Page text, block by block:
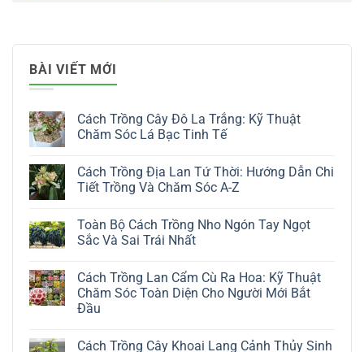
BÀI VIẾT MỚI
Cách Trồng Cây Đô La Trắng: Kỹ Thuật
Chăm Sóc Lá Bạc Tinh Tế
bình
luận
Cây
Đô
La
Thuật
Chăm
Sóc
Lá
Tế
Cách Trồng Địa Lan Tứ Thời: Hướng Dẫn Chi
Tiết Trồng Và Chăm Sóc A-Z
bình
luận
ở
Địa
Lan
Tứ
Thời:
Chi
Toàn Bộ Cách Trồng Nho Ngón Tay Ngọt
Sắc Và Sai Trái Nhất
bình
luận
ở
Toàn
Trồng
Cách Trồng Lan Cẩm Cù Ra Hoa: Kỹ Thuật
Chăm Sóc Toàn Diện Cho Người Mới Bắt
Đầu
bình
Cách Trồng Cây Khoai Lang Cảnh Thủy Sinh